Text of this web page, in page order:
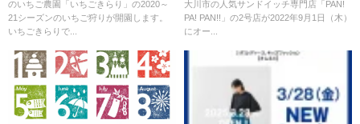
で！
のいちご農園「いちごきらり」の2020～
21シーズンのいちご狩りが開園します。
いちごきらりで...
日
大川市の人気サンドイッチ専門店「PAN!
PA! PAN!!」の2号店が2022年9月1日（木）
にオー...